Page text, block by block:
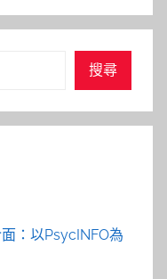
搜尋
：以PsycINFO為